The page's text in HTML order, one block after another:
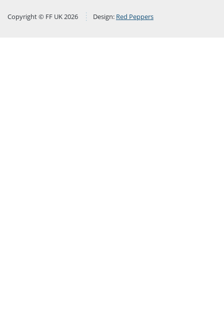
Copyright © FF UK 2026 Design: Red Peppers